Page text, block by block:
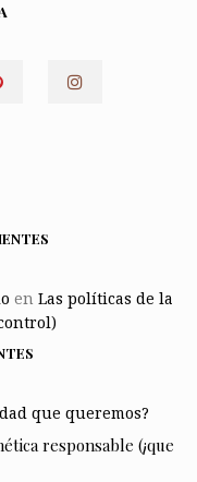
en Las políticas de la
que queremos?
responsable (¡que